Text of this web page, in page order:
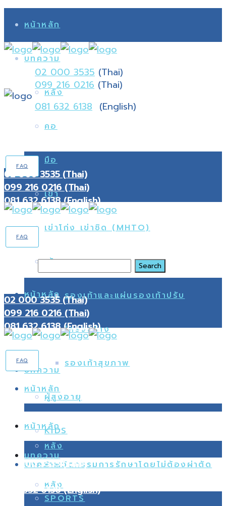
หน้าหลัก
บทความ
หลัง
คอ
มือ
เข่า
เข่าโก่ง เข่าชิด (MHTO)
เท้า
รองเท้าและแผ่นรองเท้าปรับ
โครงสร้าง
รองเท้าสุขภาพ
ผู้สูงอายุ
KIDS
8 นวัตกรรมการรักษาโดยไม่ต้องผ่าตัด
SPORTS
02 000 3535 (Thai)
099 216 0216 (Thai)
081 632 6138 (English)
FAQ
02 000 3535 (Thai)
099 216 0216 (Thai)
081 632 6138 (English)
FAQ
หน้าหลัก
บทความ
หลัง
02 000 3535 (Thai)
099 216 0216 (Thai)
081 632 6138 (English)
FAQ
หน้าหลัก
บทความ
หน้าหลัก
บทความ
หลัง
02 000 3535 (Thai)
081 632 6138 (English)